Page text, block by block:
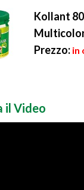
Kollant
Prezzo: in
il Video